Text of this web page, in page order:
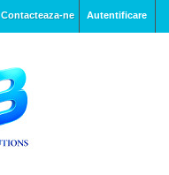
Autentificare
Contacteaza-ne